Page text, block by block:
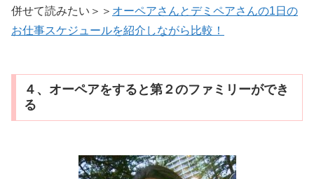
併せて読みたい＞＞ オーペアさんとデミペアさんの1日の
お仕事スケジュールを紹介しながら比較！
４、オーペアをすると第２のファミリーができ
る